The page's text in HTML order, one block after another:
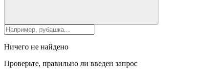
Ничего не найдено
Проверьте, правильно ли введен запрос